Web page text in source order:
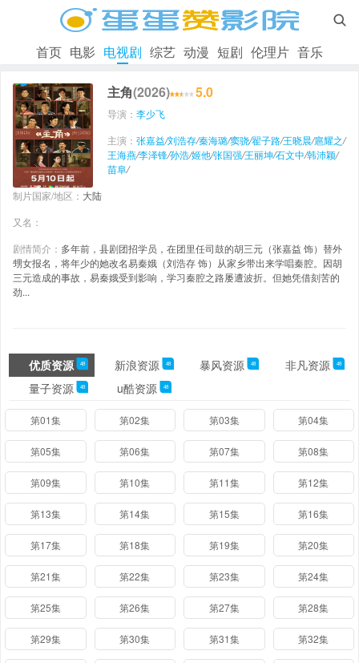

首页 电影 电视剧 综艺 动漫 短剧 伦理片 音乐
主角(2026) 5.0
导演： 李少飞
主演： 张嘉益/刘浩存/秦海璐/窦骁/翟子路/王晓晨/扈耀之/
王海燕/李泽锋/孙浩/姬他/张国强/王丽坤/石文中/韩沛颖/
苗阜/
制片国家/地区： 大陆
又名：
剧情简介： 多年前，县剧团招学员，在团里任司鼓的胡三元（张嘉益 饰）替外
甥女报名，将年少的她改名易秦娥（刘浩存 饰）从家乡带出来学唱秦腔。因胡
三元造成的事故，易秦娥受到影响，学习秦腔之路屡遭波折。但她凭借刻苦的
劲...
优质资源 48 新浪资源 48 暴风资源 48 非凡资源 48
量子资源 48 u酷资源 48
第01集 第02集 第03集 第04集
第05集 第06集 第07集 第08集
第09集 第10集 第11集 第12集
第13集 第14集 第15集 第16集
第17集 第18集 第19集 第20集
第21集 第22集 第23集 第24集
第25集 第26集 第27集 第28集
第29集 第30集 第31集 第32集